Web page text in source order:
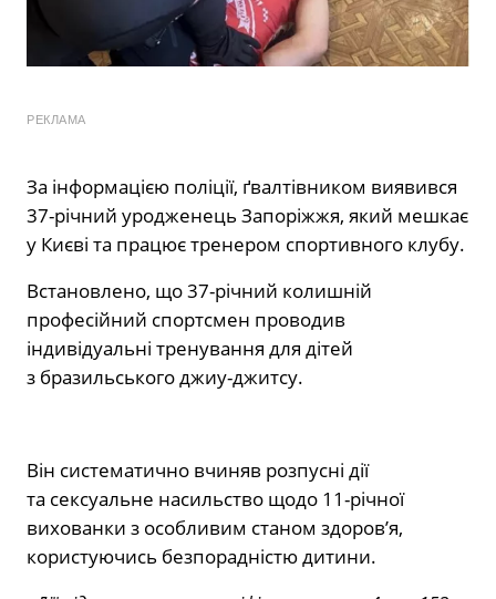
РЕКЛАМА
За інформацією поліції, ґвалтівником виявився
37-річний уродженець Запоріжжя, який мешкає
у Києві та працює тренером спортивного клубу.
Встановлено, що 37-річний колишній
професійний спортсмен проводив
індивідуальні тренування для дітей
з бразильського джиу-джитсу.
Він систематично вчиняв розпусні дії
та сексуальне насильство щодо 11-річної
вихованки з особливим станом здоров’я,
користуючись безпорадністю дитини.